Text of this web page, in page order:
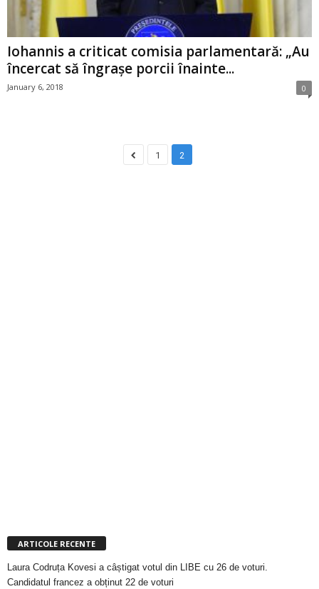
Iohannis a criticat comisia parlamentară: „Au
încercat să îngrașe porcii înainte...
January 6, 2018 0
1 2
ARTICOLE RECENTE
Laura Codruța Kovesi a câștigat votul din LIBE cu 26 de voturi.
Candidatul francez a obținut 22 de voturi